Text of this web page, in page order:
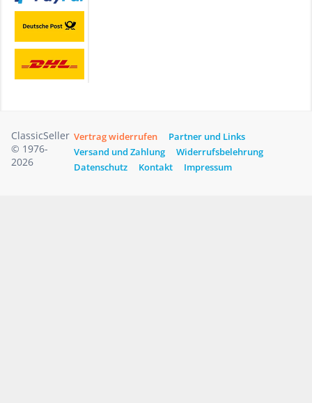
ClassicSeller
© 1976-
2026
Vertrag widerrufen
Partner und Links
Versand und Zahlung
Widerrufsbelehrung
Datenschutz
Kontakt Impressum